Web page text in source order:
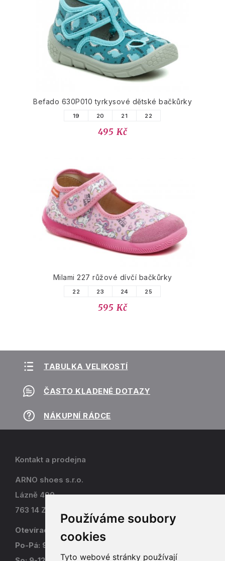
Používáme soubory
cookies
Tyto webové stránky používají
Befado 630P010 tyrkysové dětské bačkůrky
19 20 21 22
495 Kč
Milami 227 růžové dívčí bačkůrky
22 23 24 25
595 Kč
TABULKA VELIKOSTÍ
ČASTO KLADENÉ DOTAZY
NÁKUPNÍ RÁDCE
Kontakt a prodejna
ARNO shoes s.r.o.
Lázně 490
763 14 Zlín - Kostelec
Otevírací doba
Po-Pá: 9-17